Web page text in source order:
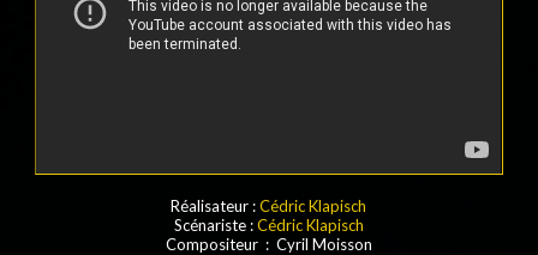
Réalisateur :Cédric Klapisch
Scénariste :Cédric Klapisch
Compositeur : Cyril Moisson